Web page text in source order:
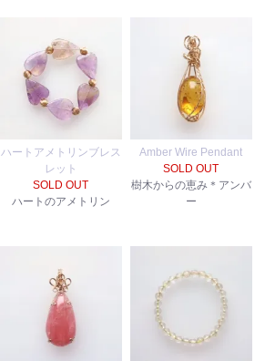
ハートアメトリンブレス
レット
SOLD OUT
ハートのアメトリン
Amber Wire Pendant
SOLD OUT
樹木からの恵み＊アンバ
ー